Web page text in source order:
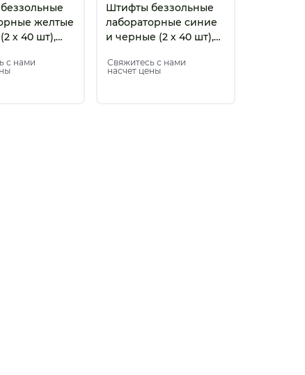
желтые
х 40 шт),
с нами
Штифты беззольные
лабораторные синие
и черные (2 х 40 шт),
Свяжитесь с нами
насчет цены